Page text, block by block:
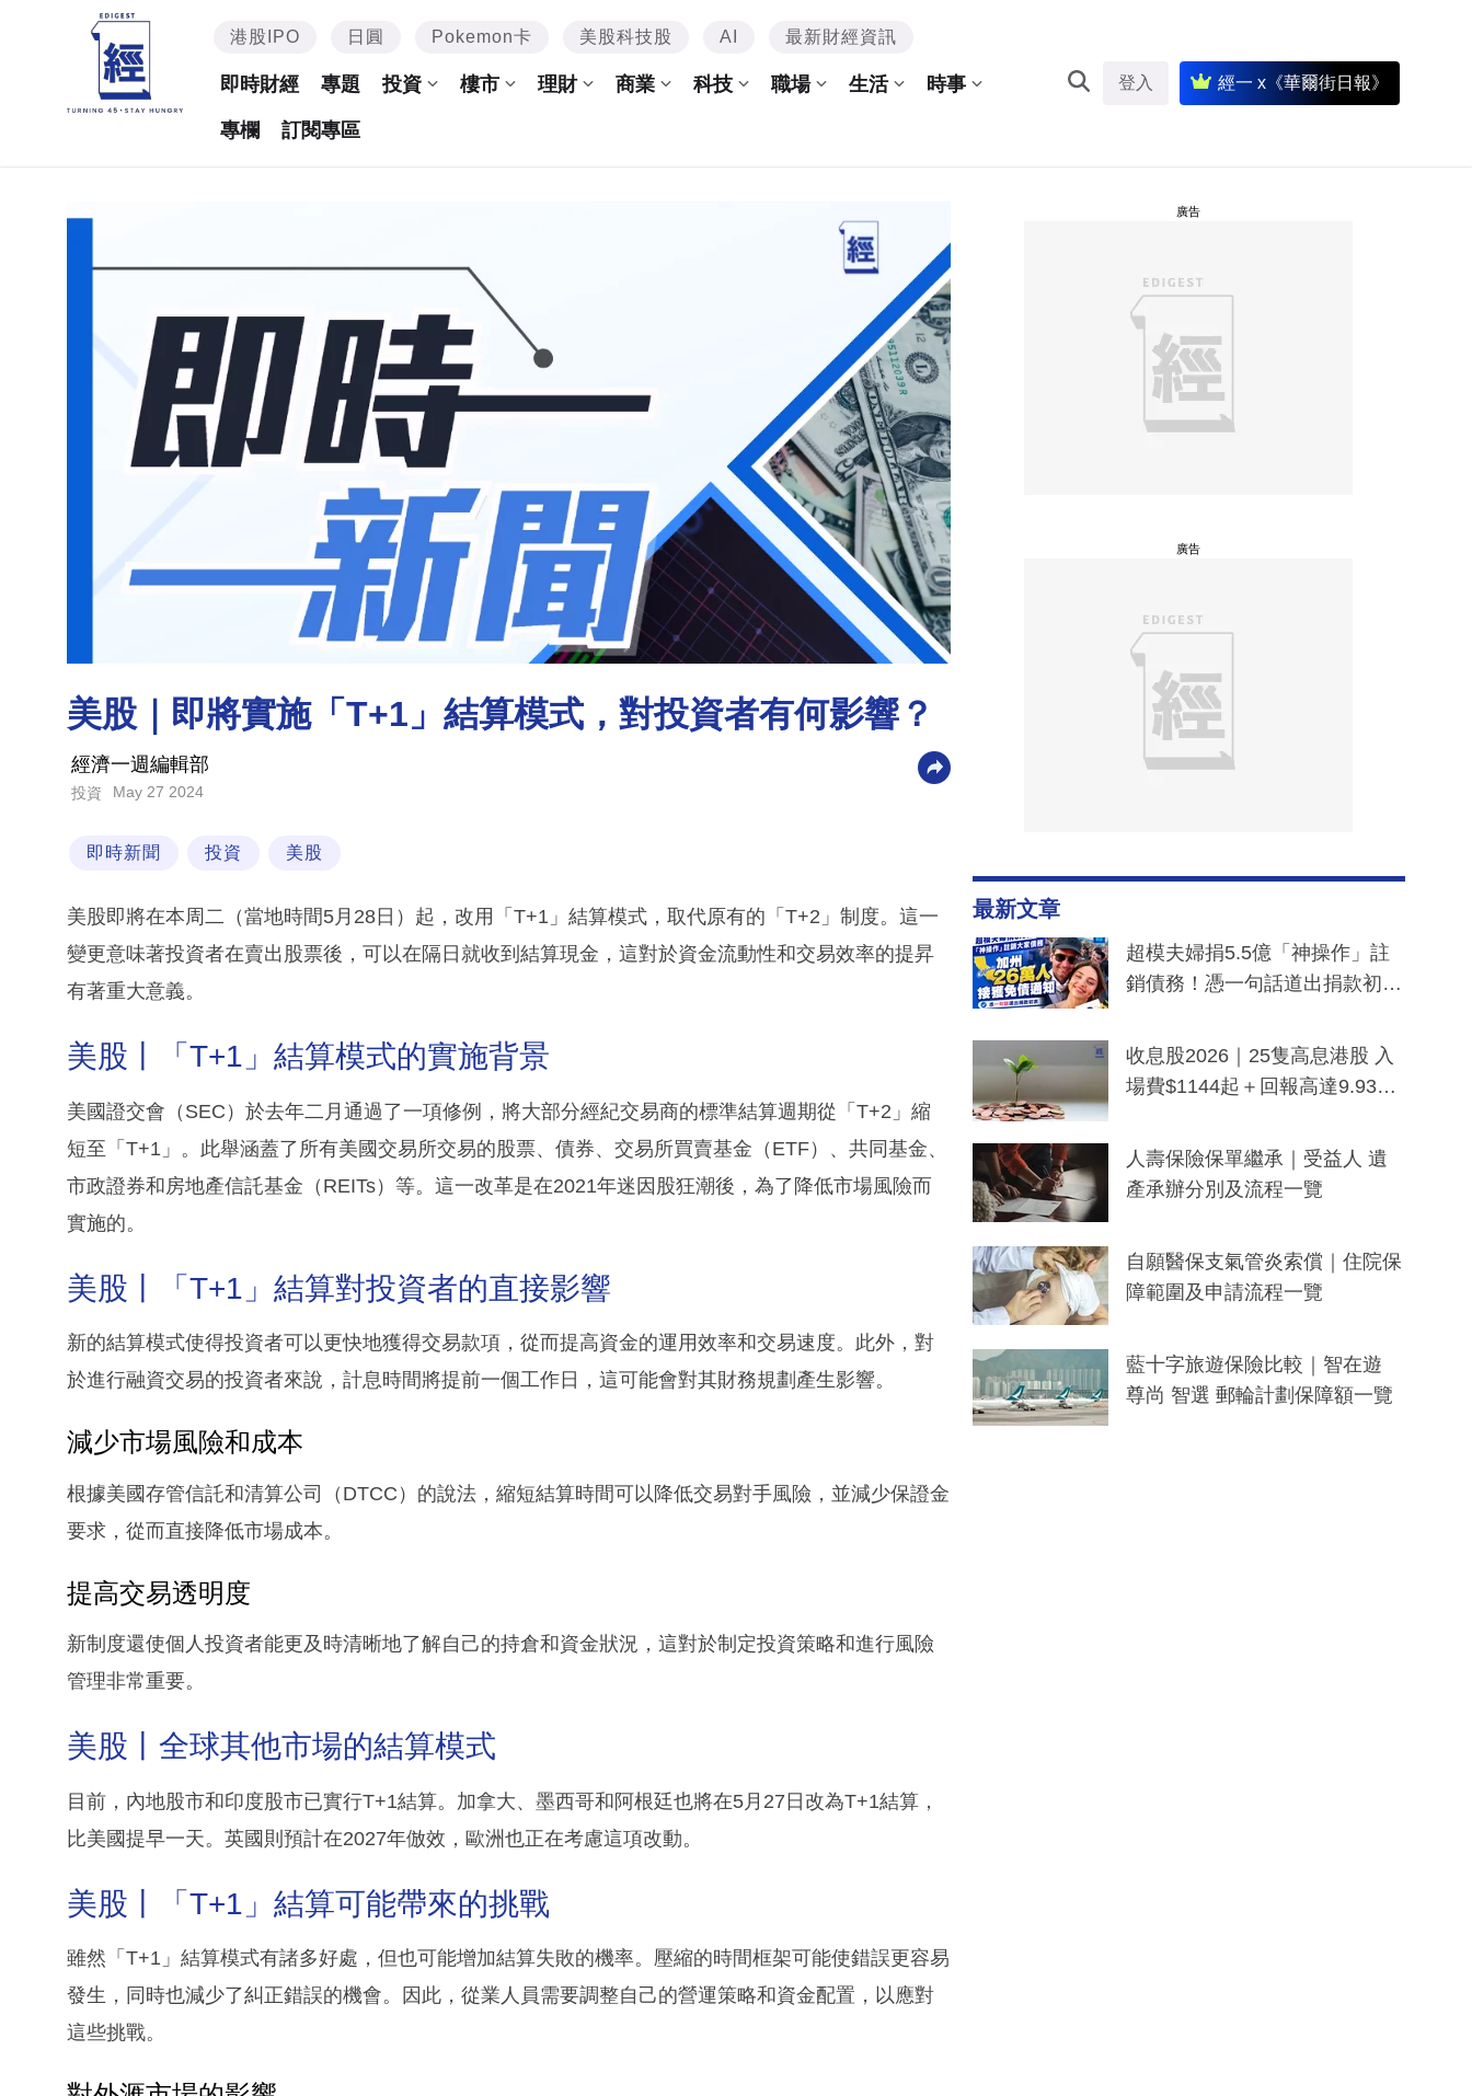
港股IPO 日圓 Pokemon卡 美股科技股 AI 最新財經資訊
即時財經 專題 投資 樓市 理財 商業 科技 職場 生活 時事
專欄 訂閱專區
登入 經一 x《華爾街日報》
美股｜即將實施「T+1」結算模式，對投資者有何影響？
經濟一週編輯部
投資 May 27 2024
即時新聞 投資 美股
美股即將在本周二（當地時間5月28日）起，改用「T+1」結算模式，取代原有的「T+2」制度。這一
變更意味著投資者在賣出股票後，可以在隔日就收到結算現金，這對於資金流動性和交易效率的提昇
有著重大意義。
美股丨「T+1」結算模式的實施背景
美國證交會（SEC）於去年二月通過了一項修例，將大部分經紀交易商的標準結算週期從「T+2」縮
短至「T+1」。此舉涵蓋了所有美國交易所交易的股票、債券、交易所買賣基金（ETF）、共同基金、
市政證券和房地產信託基金（REITs）等。這一改革是在2021年迷因股狂潮後，為了降低市場風險而
實施的。
美股丨「T+1」結算對投資者的直接影響
新的結算模式使得投資者可以更快地獲得交易款項，從而提高資金的運用效率和交易速度。此外，對
於進行融資交易的投資者來說，計息時間將提前一個工作日，這可能會對其財務規劃產生影響。
減少市場風險和成本
根據美國存管信託和清算公司（DTCC）的說法，縮短結算時間可以降低交易對手風險，並減少保證金
要求，從而直接降低市場成本。
提高交易透明度
新制度還使個人投資者能更及時清晰地了解自己的持倉和資金狀況，這對於制定投資策略和進行風險
管理非常重要。
美股丨全球其他市場的結算模式
目前，內地股市和印度股市已實行T+1結算。加拿大、墨西哥和阿根廷也將在5月27日改為T+1結算，
比美國提早一天。英國則預計在2027年倣效，歐洲也正在考慮這項改動。
美股丨「T+1」結算可能帶來的挑戰
雖然「T+1」結算模式有諸多好處，但也可能增加結算失敗的機率。壓縮的時間框架可能使錯誤更容易
發生，同時也減少了糾正錯誤的機會。因此，從業人員需要調整自己的營運策略和資金配置，以應對
這些挑戰。
廣告
廣告
最新文章
超模夫婦捐5.5億「神操作」註
銷債務！憑一句話道出捐款初
一度被誤當詐騙手段
收息股2026｜25隻高息港股 入
場費$1144起＋回報高達9.93
人壽保險保單繼承｜受益人 遺
產承辦分別及流程一覽
自願醫保支氣管炎索償｜住院保
障範圍及申請流程一覽
藍十字旅遊保險比較｜智在遊
尊尚 智選 郵輪計劃保障額一覽